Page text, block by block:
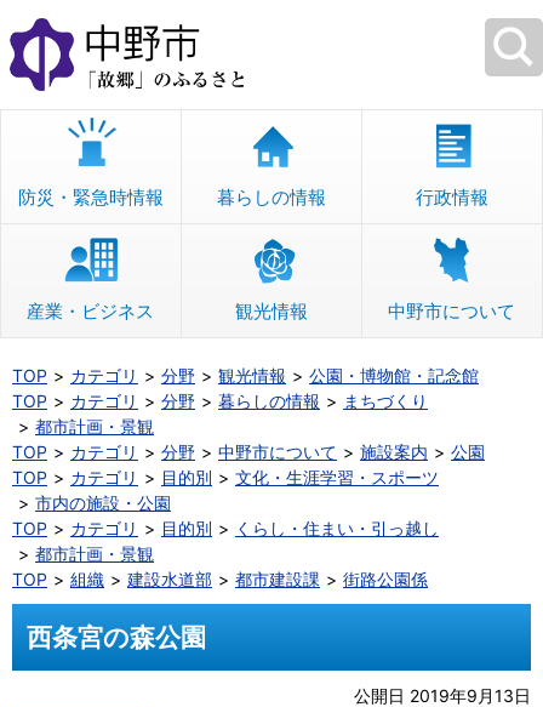
本
文
へ
移
防災・緊急時情報 暮らしの情報 行政情報
産業・ビジネス 観光情報 中野市について
TOP カテゴリ 分野 観光情報
公園・博物館・記念館
TOP
カテゴリ 分野 暮らしの情報
まちづくり
都市計画・景観
TOP
カテゴリ 分野 中野市について 施設案内
公園
TOP
カテゴリ 目的別
文化・生涯学習・スポーツ
市内の施設・公園
TOP
カテゴリ 目的別
くらし・住まい・引っ越し
都市計画・景観
TOP
組織 建設水道部 都市建設課 街路公園係
西条宮の森公園
公開日 2019年9月13日